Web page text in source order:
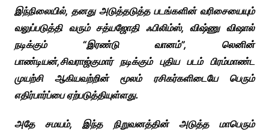
இந்நிலையில், தனது அடுத்தடுத்த படங்களின் வரிசையையும்
வலுப்படுத்தி வரும் சத்யஜோதி ஃபிலிம்ஸ், விஷ்ணு விஷால்
நடிக்கும் “இரண்டு வானம்”, லெனின்
பாண்டியன்,சிவராஜ்குமார் நடிக்கும் புதிய படம் பிரம்மாண்ட
முயற்சி ஆகியவற்றின் மூலம் ரசிகர்களிடையே பெரும்
எதிர்பார்ப்பை ஏற்படுத்தியுள்ளது.
அதே சமயம், இந்த நிறுவனத்தின் அடுத்த மாபெரும்